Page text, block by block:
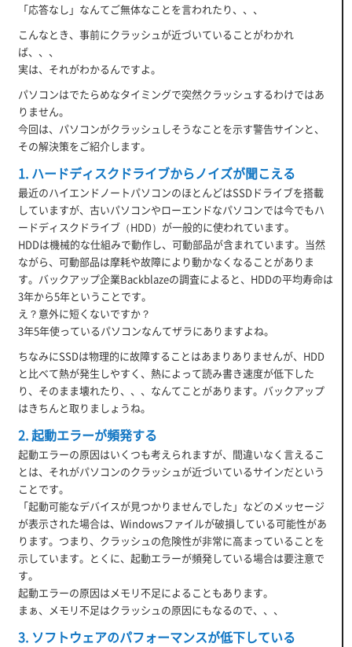
「応答なし」なんてご無体なことを言われたり、、、
こんなとき、事前にクラッシュが近づいていることがわかれ
ば、、、
実は、それがわかるんですよ。
パソコンはでたらめなタイミングで突然クラッシュするわけではあ
りません。
今回は、パソコンがクラッシュしそうなことを示す警告サインと、
その解決策をご紹介します。
1. ハードディスクドライブからノイズが聞こえる
最近のハイエンドノートパソコンのほとんどはSSDドライブを搭載
していますが、古いパソコンやローエンドなパソコンでは今でもハ
ードディスクドライブ（HDD）が一般的に使われています。
HDDは機械的な仕組みで動作し、可動部品が含まれています。当然
ながら、可動部品は摩耗や故障により動かなくなることがありま
す。バックアップ企業Backblazeの調査によると、HDDの平均寿命は
3年から5年ということです。
え？意外に短くないですか？
3年5年使っているパソコンなんてザラにありますよね。
ちなみにSSDは物理的に故障することはあまりありませんが、HDD
と比べて熱が発生しやすく、熱によって読み書き速度が低下した
り、そのまま壊れたり、、、なんてことがあります。バックアップ
はきちんと取りましょうね。
2. 起動エラーが頻発する
起動エラーの原因はいくつも考えられますが、間違いなく言えるこ
とは、それがパソコンのクラッシュが近づいているサインだという
ことです。
「起動可能なデバイスが見つかりませんでした」などのメッセージ
が表示された場合は、Windowsファイルが破損している可能性があ
ります。つまり、クラッシュの危険性が非常に高まっていることを
示しています。とくに、起動エラーが頻発している場合は要注意で
す。
起動エラーの原因はメモリ不足によることもあります。
まぁ、メモリ不足はクラッシュの原因にもなるので、、、
3. ソフトウェアのパフォーマンスが低下している